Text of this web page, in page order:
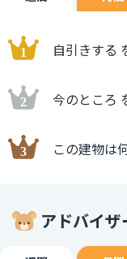
自引きする
今のところ
この建物は
アドバイ